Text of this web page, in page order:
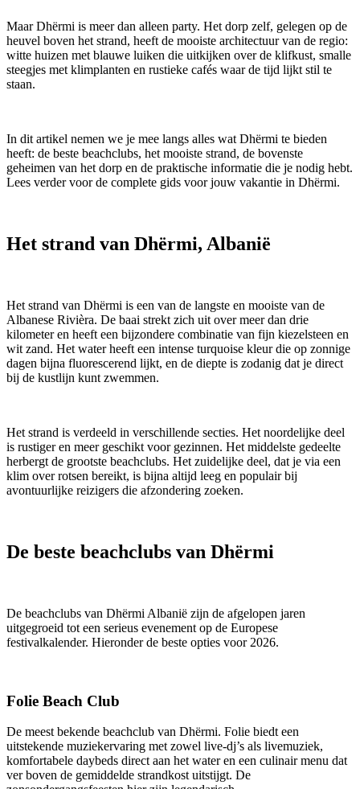
Maar Dhërmi is meer dan alleen party. Het dorp zelf, gelegen op de
heuvel boven het strand, heeft de mooiste architectuur van de regio:
witte huizen met blauwe luiken die uitkijken over de klifkust, smalle
steegjes met klimplanten en rustieke cafés waar de tijd lijkt stil te
staan.
In dit artikel nemen we je mee langs alles wat Dhërmi te bieden
heeft: de beste beachclubs, het mooiste strand, de bovenste
geheimen van het dorp en de praktische informatie die je nodig hebt.
Lees verder voor de complete gids voor jouw vakantie in Dhërmi.
Het strand van Dhërmi, Albanië
Het strand van Dhërmi is een van de langste en mooiste van de
Albanese Rivièra. De baai strekt zich uit over meer dan drie
kilometer en heeft een bijzondere combinatie van fijn kiezelsteen en
wit zand. Het water heeft een intense turquoise kleur die op zonnige
dagen bijna fluorescerend lijkt, en de diepte is zodanig dat je direct
bij de kustlijn kunt zwemmen.
Het strand is verdeeld in verschillende secties. Het noordelijke deel
is rustiger en meer geschikt voor gezinnen. Het middelste gedeelte
herbergt de grootste beachclubs. Het zuidelijke deel, dat je via een
klim over rotsen bereikt, is bijna altijd leeg en populair bij
avontuurlijke reizigers die afzondering zoeken.
De beste beachclubs van Dhërmi
De beachclubs van Dhërmi Albanië zijn de afgelopen jaren
uitgegroeid tot een serieus evenement op de Europese
festivalkalender. Hieronder de beste opties voor 2026.
Folie Beach Club
De meest bekende beachclub van Dhërmi. Folie biedt een
uitstekende muziekervaring met zowel live-dj’s als livemuziek,
komfortabele daybeds direct aan het water en een culinair menu dat
ver boven de gemiddelde strandkost uitstijgt. De